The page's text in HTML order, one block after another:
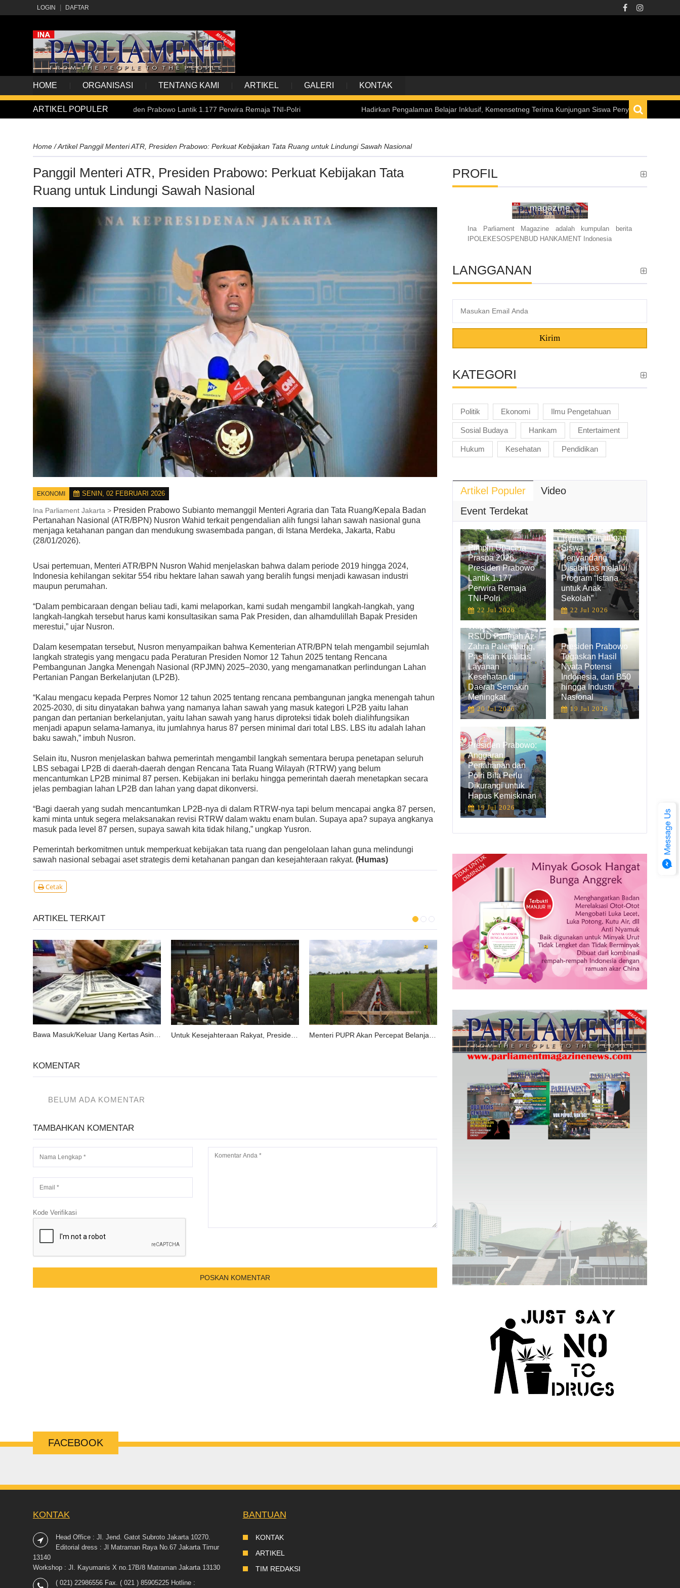
LOGIN DAFTAR
HOME ORGANISASI TENTANG KAMI ARTIKEL GALERI KONTAK
ARTIKEL POPULER
Praspa 2026, Presiden Prabowo Lantik 1.177 Perwira Remaja TNI-Polri Hadirkan Pengalaman Belajar Inklusif, Kemensetneg Terima Kunjungan Siswa Penyandang Disabilitas melalui
Home /Artikel Panggil Menteri ATR, Presiden Prabowo: Perkuat Kebijakan Tata Ruang untuk Lindungi Sawah Nasional
Panggil Menteri ATR, Presiden Prabowo: Perkuat Kebijakan Tata
Ruang untuk Lindungi Sawah Nasional
EKONOMI SENIN, 02 FEBRUARI 2026
Ina Parliament Jakarta > Presiden Prabowo Subianto memanggil Menteri Agraria dan Tata Ruang/Kepala Badan
Pertanahan Nasional (ATR/BPN) Nusron Wahid terkait pengendalian alih fungsi lahan sawah nasional guna
menjaga ketahanan pangan dan mendukung swasembada pangan, di Istana Merdeka, Jakarta, Rabu
(28/01/2026).
Usai pertemuan, Menteri ATR/BPN Nusron Wahid menjelaskan bahwa dalam periode 2019 hingga 2024,
Indonesia kehilangan sekitar 554 ribu hektare lahan sawah yang beralih fungsi menjadi kawasan industri
maupun perumahan.
“Dalam pembicaraan dengan beliau tadi, kami melaporkan, kami sudah mengambil langkah-langkah, yang
langkah-langkah tersebut harus kami konsultasikan sama Pak Presiden, dan alhamdulillah Bapak Presiden
merestui,” ujar Nusron.
Dalam kesempatan tersebut, Nusron menyampaikan bahwa Kementerian ATR/BPN telah mengambil sejumlah
langkah strategis yang mengacu pada Peraturan Presiden Nomor 12 Tahun 2025 tentang Rencana
Pembangunan Jangka Menengah Nasional (RPJMN) 2025–2030, yang mengamanatkan perlindungan Lahan
Pertanian Pangan Berkelanjutan (LP2B).
“Kalau mengacu kepada Perpres Nomor 12 tahun 2025 tentang rencana pembangunan jangka menengah tahun
2025-2030, di situ dinyatakan bahwa yang namanya lahan sawah yang masuk kategori LP2B yaitu lahan
pangan dan pertanian berkelanjutan, yaitu lahan sawah yang harus diproteksi tidak boleh dialihfungsikan
menjadi apapun selama-lamanya, itu jumlahnya harus 87 persen minimal dari total LBS. LBS itu adalah lahan
baku sawah,” imbuh Nusron.
Selain itu, Nusron menjelaskan bahwa pemerintah mengambil langkah sementara berupa penetapan seluruh
LBS sebagai LP2B di daerah-daerah dengan Rencana Tata Ruang Wilayah (RTRW) yang belum
mencantumkan LP2B minimal 87 persen. Kebijakan ini berlaku hingga pemerintah daerah menetapkan secara
jelas pembagian lahan LP2B dan lahan yang dapat dikonversi.
“Bagi daerah yang sudah mencantumkan LP2B-nya di dalam RTRW-nya tapi belum mencapai angka 87 persen,
kami minta untuk segera melaksanakan revisi RTRW dalam waktu enam bulan. Supaya apa? supaya angkanya
masuk pada level 87 persen, supaya sawah kita tidak hilang,” ungkap Yusron.
Pemerintah berkomitmen untuk memperkuat kebijakan tata ruang dan pengelolaan lahan guna melindungi
sawah nasional sebagai aset strategis demi ketahanan pangan dan kesejahteraan rakyat. (Humas)
Cetak
ARTIKEL TERKAIT
Untuk Kesejahteraan Rakyat, Presiden Jokowi: “Pemerintah Hati-Hati Kelola Fiskal”
Pemerintah Targetkan Pelayanan di Pelabuhan Tanjung Priok Bisa Meningkat Jadi 8 TEUS Tahun Ini
KOMENTAR
BELUM ADA KOMENTAR
TAMBAHKAN KOMENTAR
Kode Verifikasi
PROFIL
magazine
Ina Parliament Magazine adalah kumpulan berita
IPOLEKESOSPENBUD HANKAMENT Indonesia
LANGGANAN
Kirim
KATEGORI
Politik Ekonomi Ilmu Pengetahuan
Sosial Budaya Hankam Entertaiment
Hukum Kesehatan Pendidikan
Artikel Populer
Video
Event Terdekat
Pimpin Upacara
Praspa 2026,
Presiden Prabowo
Lantik 1.177
Perwira Remaja
TNI-Polri
22 Jul 2026
Hadirkan
Kemensetneg
Terima Kunjungan
Siswa
Penyandang
Disabilitas melalui
Program “Istana
untuk Anak
Sekolah”
22 Jul 2026
Wapres Tinjau
RSUD Fatimah Az-
Zahra Palembang,
Pastikan Kualitas
Layanan
Kesehatan di
Daerah Semakin
Meningkat
20 Jul 2026
Presiden Prabowo
Tegaskan Hasil
Nyata Potensi
Indonesia, dari B50
hingga Industri
Nasional
19 Jul 2026
Presiden Prabowo:
Anggaran
Pertahanan dan
Polri Bila Perlu
Dikurangi untuk
Hapus Kemiskinan
19 Jul 2026
FACEBOOK
KONTAK
Head Office : Jl. Jend. Gatot Subroto Jakarta 10270.
Editorial dress : Jl Matraman Raya No.67 Jakarta Timur
13140
Workshop : Jl. Kayumanis X no.17B/8 Matraman Jakarta 13130
( 021) 22986556 Fax. ( 021 ) 85905225 Hotline :
BANTUAN
KONTAK
ARTIKEL
TIM REDAKSI